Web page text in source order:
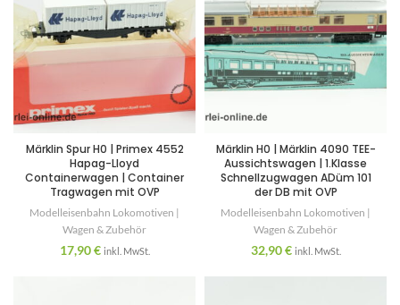
Märklin Spur H0 | Primex 4552
Hapag-Lloyd
Containerwagen | Container
Tragwagen mit OVP
Modelleisenbahn Lokomotiven |
Wagen & Zubehör
17,90€ inkl. MwSt.
Märklin H0 | Märklin 4090 TEE-
Aussichtswagen | 1.Klasse
Schnellzugwagen ADüm 101
der DB mit OVP
Modelleisenbahn Lokomotiven |
Wagen & Zubehör
32,90€ inkl. MwSt.